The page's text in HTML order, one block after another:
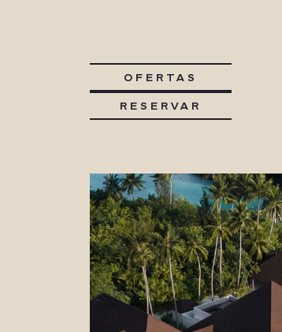
OFERTAS
RESERVAR